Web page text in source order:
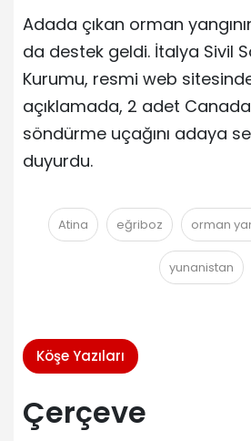
Adada çıkan orman
da destek geldi. İtalya Sivil
Kurumu, resmi web
açıklamada, 2 adet
söndürme uçağını adaya
duyurdu.
Atina eğriboz orman
yunanistan
Köşe Yazıları
Çerçeve